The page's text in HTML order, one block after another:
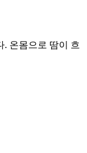
. 온몸으로 땀이 흐